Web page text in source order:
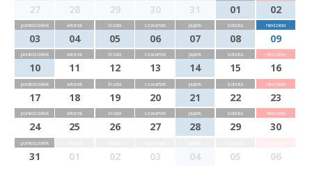
27 28 29 30 31 01 02
poniedziałek
03
wtorek
04
środa
05
czwartek
06
piątek
07
sobota
08
niedziela
09
poniedziałek
10
wtorek
11
środa
12
czwartek
13
piątek
14
sobota
15
niedziela
16
poniedziałek
17
wtorek
18
środa
19
czwartek
20
piątek
21
sobota
22
niedziela
23
poniedziałek
24
wtorek
25
środa
26
czwartek
27
piątek
28
sobota
29
niedziela
30
poniedziałek
31 01 02 03 04 05 06